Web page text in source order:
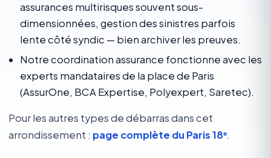
assurances multirisques souvent sous-
dimensionnées, gestion des sinistres parfois
lente côté syndic — bien archiver les preuves.
Notre coordination assurance fonctionne avec les
experts mandataires de la place de Paris
(AssurOne, BCA Expertise, Polyexpert, Saretec).
Pour les autres types de débarras dans cet
arrondissement : page complète du Paris 18ᵉ.